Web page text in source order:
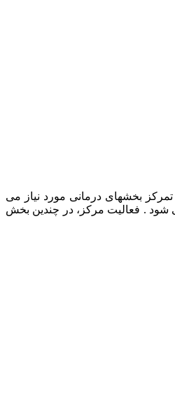
متخصص و تمرکز بخشهای درمانی مورد نیاز می
شود . فعالیت مرکز، در چندین بخش